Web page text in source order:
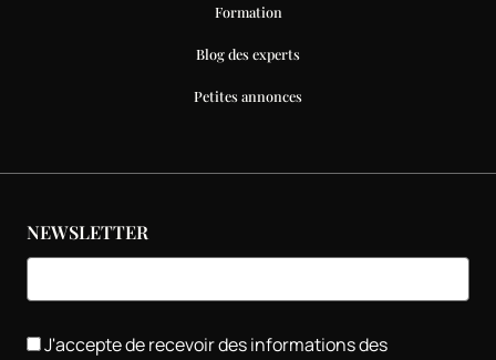
Formation
Blog des experts
Petites annonces
NEWSLETTER
J'accepte de recevoir des informations des